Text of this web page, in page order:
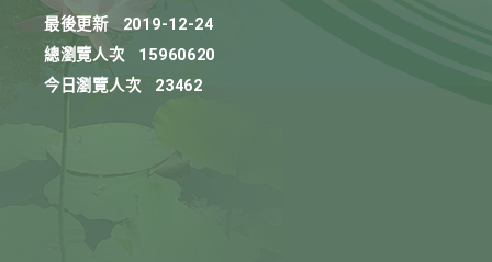
最後更新
2019-12-24
總瀏覽人次
15960620
今日瀏覽人次
23462